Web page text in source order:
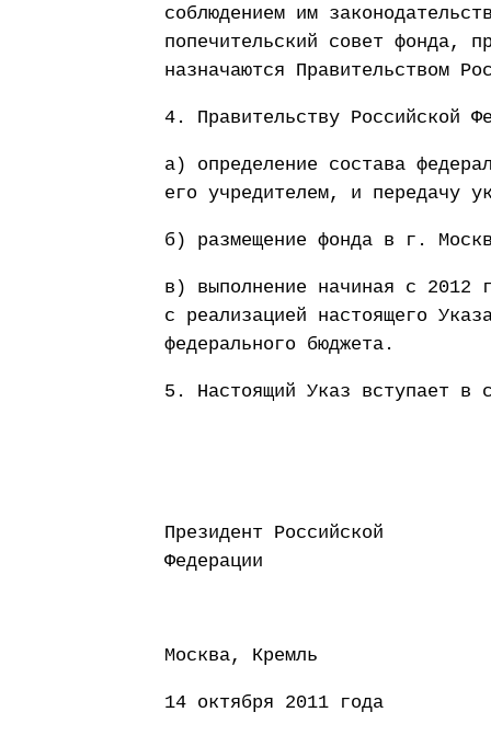
соблюдением им
попечительский совет фонда,
назначаются Правительством
4. Правительству Российской
а) определение состава
его учредителем, и передачу
б) размещение фонда в г.
в) выполнение начиная с 2012
с реализацией настоящего
федерального бюджета.
5. Настоящий Указ вступает в
Президент Российской
Федерации
Москва, Кремль
14 октября 2011 года